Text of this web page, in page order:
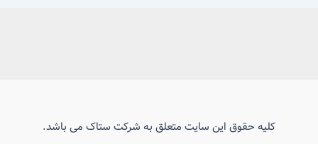
کلیه حقوق این سایت متعلق به شرکت ستاک می باشد.